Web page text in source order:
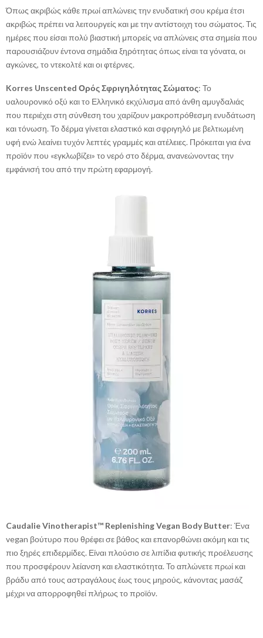
Όπως ακριβώς κάθε πρωί απλώνεις την ενυδατική σου κρέμα έτσι
ακριβώς πρέπει να λειτουργείς και με την αντίστοιχη του σώματος. Τις
ημέρες που είσαι πολύ βιαστική μπορείς να απλώνεις στα σημεία που
παρουσιάζουν έντονα σημάδια ξηρότητας όπως είναι τα γόνατα, οι
αγκώνες, το ντεκολτέ και οι φτέρνες.
Korres Unscented Ορός Σφριγηλότητας Σώματος: Το
υαλουρονικό οξύ και το Ελληνικό εκχύλισμα από άνθη αμυγδαλιάς
που περιέχει στη σύνθεση του χαρίζουν μακροπρόθεσμη ενυδάτωση
και τόνωση. Το δέρμα γίνεται ελαστικό και σφριγηλό με βελτιωμένη
υφή ενώ λεαίνει τυχόν λεπτές γραμμές και ατέλειες. Πρόκειται για ένα
προϊόν που «εγκλωβίζει» το νερό στο δέρμα, ανανεώνοντας την
εμφάνισή του από την πρώτη εφαρμογή.
Caudalie Vinotherapist™ Replenishing Vegan Body Butter: Ένα
vegan βούτυρο που θρέφει σε βάθος και επανορθώνει ακόμη και τις
πιο ξηρές επιδερμίδες. Είναι πλούσιο σε λιπίδια φυτικής προέλευσης
που προσφέρουν λείανση και ελαστικότητα. Το απλώνετε πρωί και
βράδυ από τους αστραγάλους έως τους μηρούς, κάνοντας μασάζ
μέχρι να απορροφηθεί πλήρως το προϊόν.